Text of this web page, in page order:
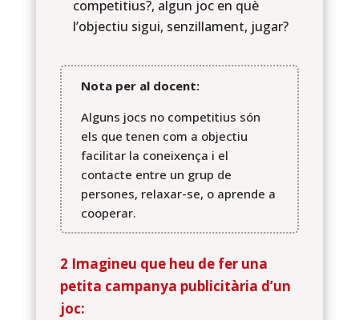
competitius?, algun joc en què
l’objectiu sigui, senzillament, jugar?
Nota per al docent:
Alguns jocs no competitius són
els que tenen com a objectiu
facilitar la coneixença i el
contacte entre un grup de
persones, relaxar-se, o aprende a
cooperar.
2 Imagineu que heu de fer una
petita campanya publicitària d’un
joc: